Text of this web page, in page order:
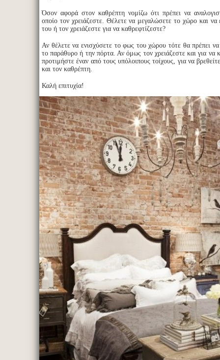
Όσον αφορά στον καθρέπτη νομίζω ότι πρέπει να
οποίο τον χρειάζεστε. Θέλετε να μεγαλώσετε το χώρο και να
του ή τον χρειάζεστε για να καθρεφτίζεστε?
Αν θέλετε να ενισχύσετε το φως του χώρου τότε θα πρέπει να
το παράθυρο ή την πόρτα. Αν όμως τον χρειάζεστε και για να
προτιμήστε έναν από τους υπόλοιπους τοίχους, για να
και τον καθρέπτη.
Καλή επιτυχία!